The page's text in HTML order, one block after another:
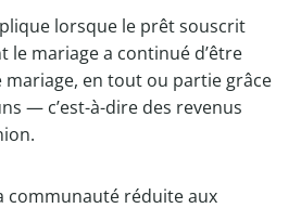
lorsque le prêt souscrit
le mariage a continué d’être
en tout ou partie grâce
— c’est-à-dire des revenus
communauté réduite aux